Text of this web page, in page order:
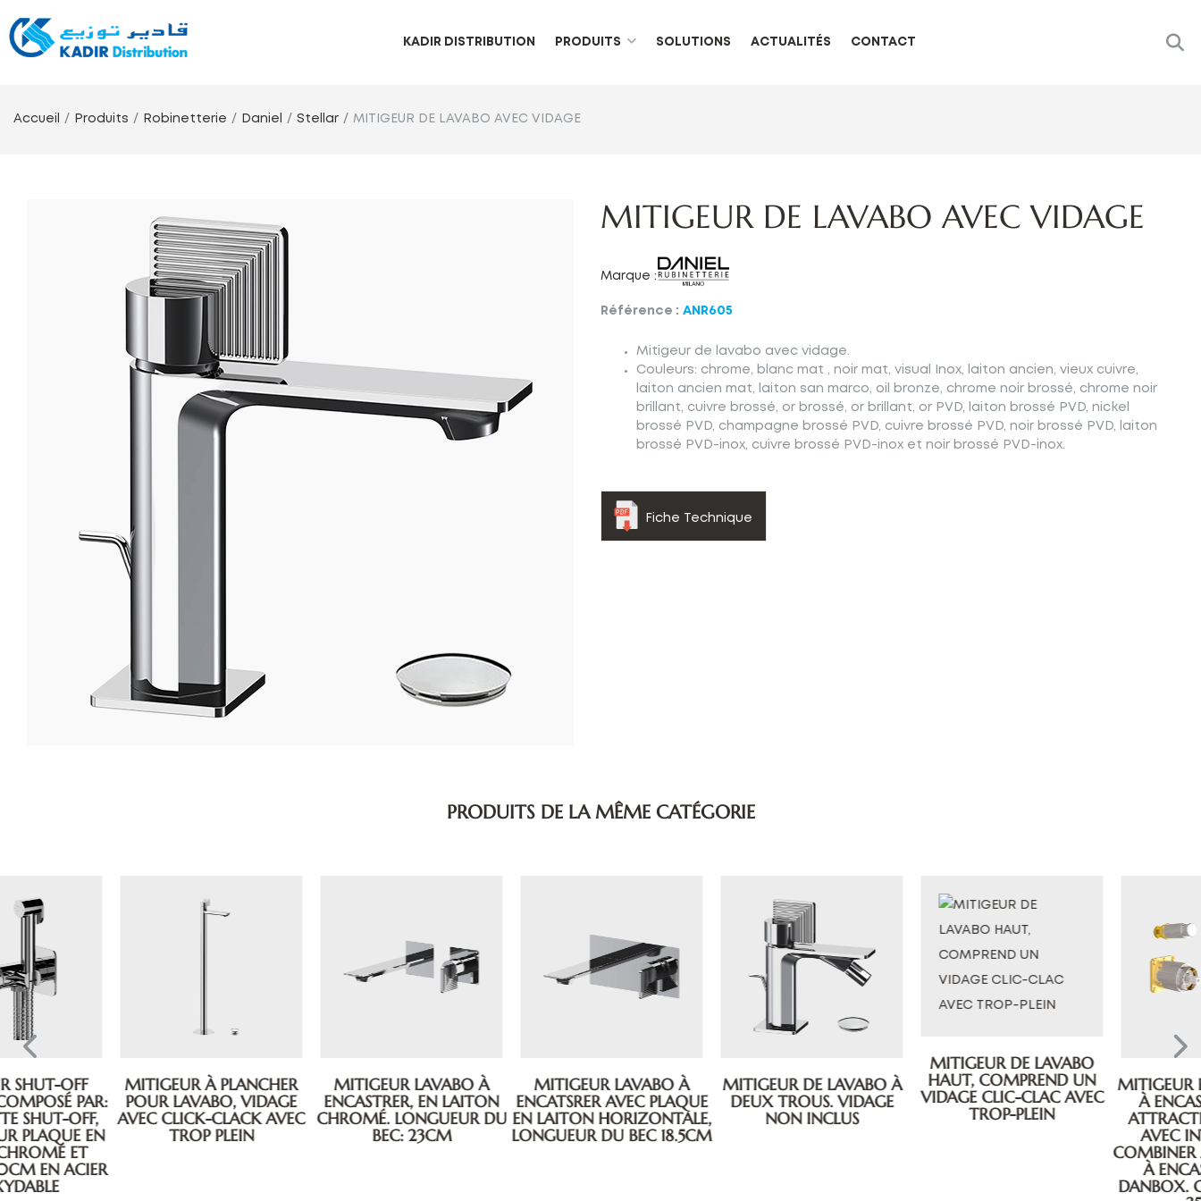
KADIR DISTRIBUTION PRODUITS SOLUTIONS ACTUALITÉS CONTACT
Accueil Produits Robinetterie Daniel Stellar MITIGEUR DE LAVABO AVEC VIDAGE
MITIGEUR DE LAVABO AVEC VIDAGE
Marque :
Référence : ANR605
Mitigeur de lavabo avec vidage.
Couleurs: chrome, blanc mat , noir mat, visual Inox, laiton ancien, vieux cuivre,
laiton ancien mat, laiton san marco, oil bronze, chrome noir brossé, chrome noir
brillant, cuivre brossé, or brossé, or brillant, or PVD, laiton brossé PVD, nickel
brossé PVD, champagne brossé PVD, cuivre brossé PVD, noir brossé PVD, laiton
brossé PVD-inox, cuivre brossé PVD-inox et noir brossé PVD-inox.
Fiche Technique
PRODUITS DE LA MÊME CATÉGORIE
MITIGEUR À PLANCHER
POUR LAVABO, VIDAGE
AVEC CLICK-CLACK AVEC
TROP PLEIN
MITIGEUR LAVABO À
ENCASTRER, EN LAITON
CHROMÉ. LONGUEUR DU
MITIGEUR LAVABO À
ENCATSRER AVEC PLAQUE
EN LAITON HORIZONTALE,
LONGUEUR DU BEC 18.5CM
MITIGEUR DE LAVABO À
DEUX TROUS. VIDAGE
NON INCLUS
MITIGEUR DE LAVABO
HAUT, COMPREND UN
VIDAGE CLIC-CLAC AVEC
TROP-PLEIN
MITIGEUR BAIN/DOUCHE
À ENCASTRER, SÉRIE
ATTRACTION STELLAR,
AVEC INVERSEUR, À
COMBINER AVEC LA BOÎTE
À ENCASTRER ART.
DANBOX. CARTOUCHE Ø